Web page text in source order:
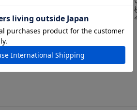
鋼板の壁にもガッチリ取り付け可能なので
た。ケーブルも車のドアで何度か挟んでも
せん。ちょっと見た目は大き目です。